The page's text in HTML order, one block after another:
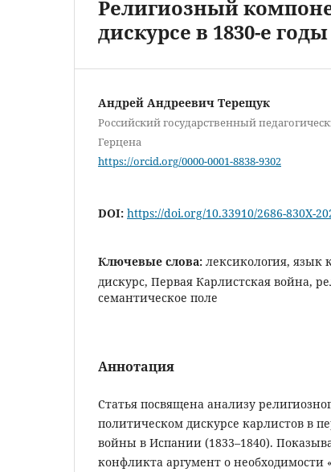
Религиозный
дискурсе в 1830-е годы
Андрей Андреевич Терещук
Российский государственный
Герцена
https://orcid.org/0000-0001-8838-9302
DOI: https://doi.org/10.33910/2686-830X-
Ключевые слова: лексикология, язык
дискурс, Первая Карлистская война,
семантическое поле
Аннотация
Статья посвящена анализу
политическом дискурсе карлистов в
войны в Испании (1833–1840).
конфликта аргумент о необходимости